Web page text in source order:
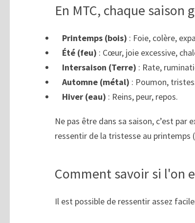
En MTC, chaque
Printemps (bois) : Foie, colère,
Été (feu) : Cœur, joie excessive,
Intersaison (Terre) : Rate,
Automne (métal) : Poumon,
Hiver (eau) : Reins, peur, repos.
Ne pas être dans sa saison, c’est par
ressentir de la tristesse au printemps
Comment savoir si l'on
Il est possible de ressentir assez